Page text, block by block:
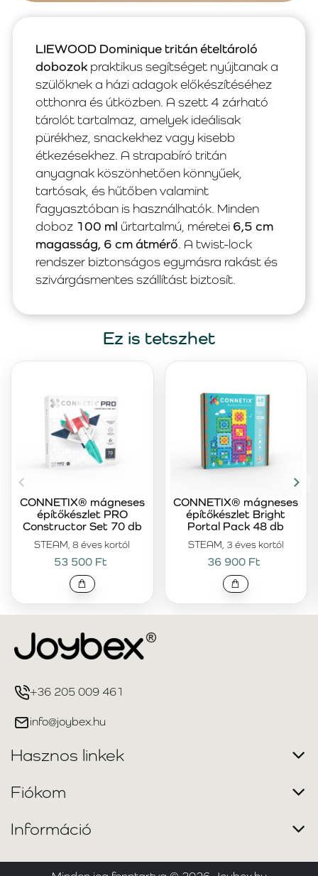
LIEWOOD Dominique tritán ételtároló
dobozok praktikus segítséget nyújtanak a
szülőknek a házi adagok előkészítéséhez
otthonra és útközben. A szett 4 zárható
tárolót tartalmaz, amelyek ideálisak
pürékhez, snackekhez vagy kisebb
étkezésekhez. A strapabíró tritán
anyagnak köszönhetően könnyűek,
tartósak, és hűtőben valamint
fagyasztóban is használhatók. Minden
doboz 100 ml űrtartalmú, méretei 6,5 cm
magasság, 6 cm átmérő. A twist-lock
rendszer biztonságos egymásra rakást és
szivárgásmentes szállítást biztosít.
Ez is tetszhet
STEAM, 8 éves kortól
CONNETIX® mágneses
építőkészlet PRO
Constructor Set 70 db
53 500 Ft
STEAM, 3 éves kortól
CONNETIX® mágneses
építőkészlet Bright
Portal Pack 48 db
36 900 Ft
+36 205 009 461
info@joybex.hu
Hasznos linkek
Fiókom
Információ